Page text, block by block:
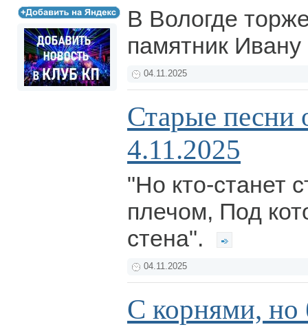
В Вологде
памятник
04.11.2025
Старые песни
4.11.2025
"Но кто-станет
плечом, Под
стена".
04.11.2025
С корнями, но